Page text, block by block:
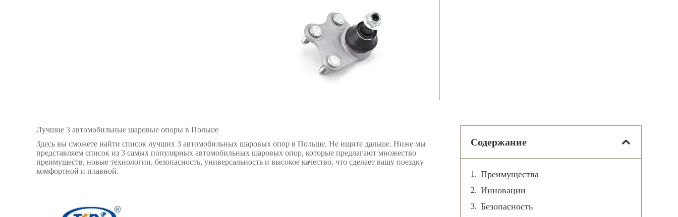
Лучшие 3 автомобильные шаровые опоры в Польше
Здесь вы сможете найти список лучших 3 автомобильных шаровых опор в Польше. Не ищите дальше. Ниже мы
представляем список из 3 самых популярных автомобильных шаровых опор, которые предлагают множество
преимуществ, новые технологии, безопасность, универсальность и высокое качество, что сделает вашу поездку
комфортной и плавной.
Содержание
Преимущества
Инновации
Безопасность